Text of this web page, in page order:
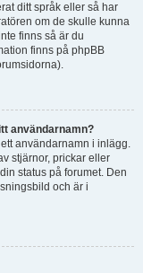
ditt språk eller så har
om de skulle kunna
finns så är du
finns på phpBB
användarnamn?
användarnamn i inlägg.
stjärnor, prickar eller
status på forumet. Den
och är i